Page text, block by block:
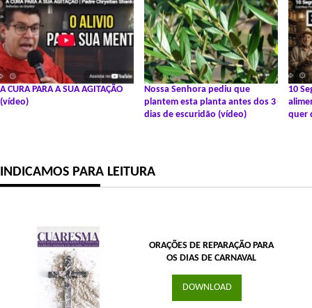
A CURA PARA A SUA AGITAÇÃO
(vídeo)
Nossa Senhora pediu que
plantem esta planta antes dos 3
dias de escuridão (vídeo)
10
quer
INDICAMOS PARA LEITURA
ORAÇÕES DE REPARAÇÃO PARA
OS DIAS DE CARNAVAL
DOWNLOAD